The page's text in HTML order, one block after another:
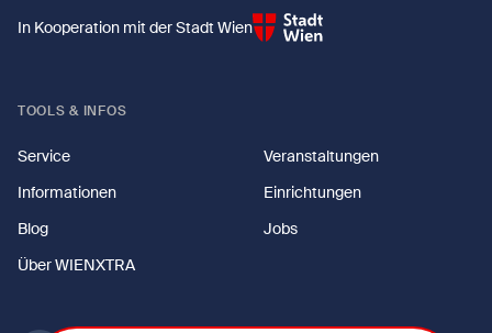
In Kooperation mit der Stadt Wien
TOOLS & INFOS
Service
Veranstaltungen
Informationen
Einrichtungen
Blog
Jobs
Über WIENXTRA